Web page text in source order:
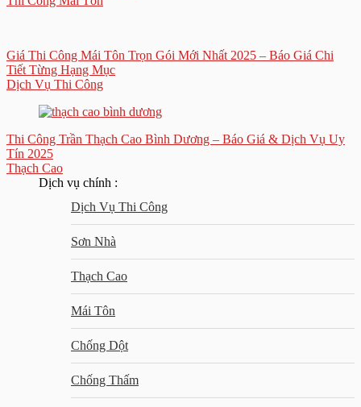
Giá Thi Công Mái Tôn Trọn Gói Mới Nhất 2025 – Báo Giá Chi
Tiết Từng Hạng Mục
Dịch Vụ Thi Công
Thi Công Trần Thạch Cao Bình Dương – Báo Giá & Dịch Vụ Uy
Tín 2025
Thạch Cao
Dịch vụ chính :
Dịch Vụ Thi Công
Sơn Nhà
Thạch Cao
Mái Tôn
Chống Dột
Chống Thấm